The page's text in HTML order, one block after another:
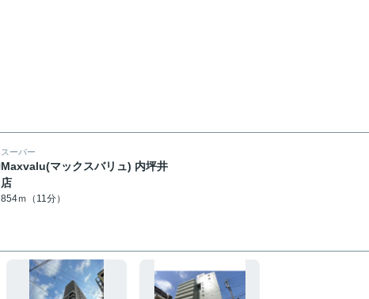
スーパー
Maxvalu(マックスバリュ) 内坪井
店
854ｍ（11分）